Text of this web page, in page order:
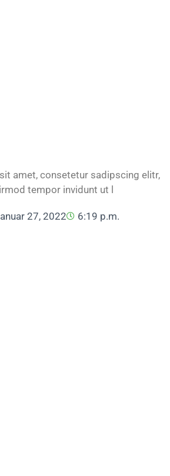
amet, consetetur sadipscing elitr,
tempor invidunt ut l
27, 2022 6:19 p.m.